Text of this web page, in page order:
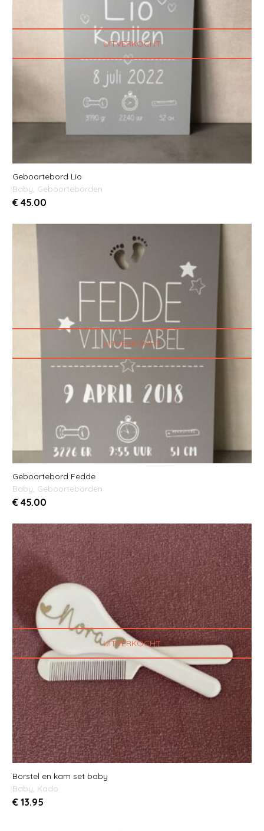
UITVERKOCHT
Geboortebord Lio
Baby Geboorteborden
€ 45.00
UITVERKOCHT
Geboortebord Fedde
Baby Geboorteborden
€ 45.00
UITVERKOCHT
Borstel en kam set baby
Baby Kado
€ 13.95